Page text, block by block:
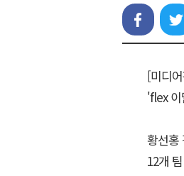
[미디
'flex 이
황선홍
12개